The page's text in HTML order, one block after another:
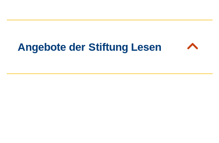
Angebote der Stiftung Lesen